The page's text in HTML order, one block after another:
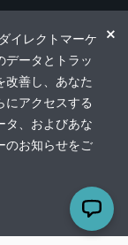
イレクトマーケ
データとトラッ
改善し、あなた
にアクセスする
タ、およびあな
のお知らせをご